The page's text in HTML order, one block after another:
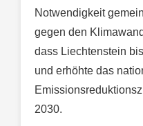
Notwendigkeit
gegen den
dass Liechtenstein
und erhöhte das
2030.